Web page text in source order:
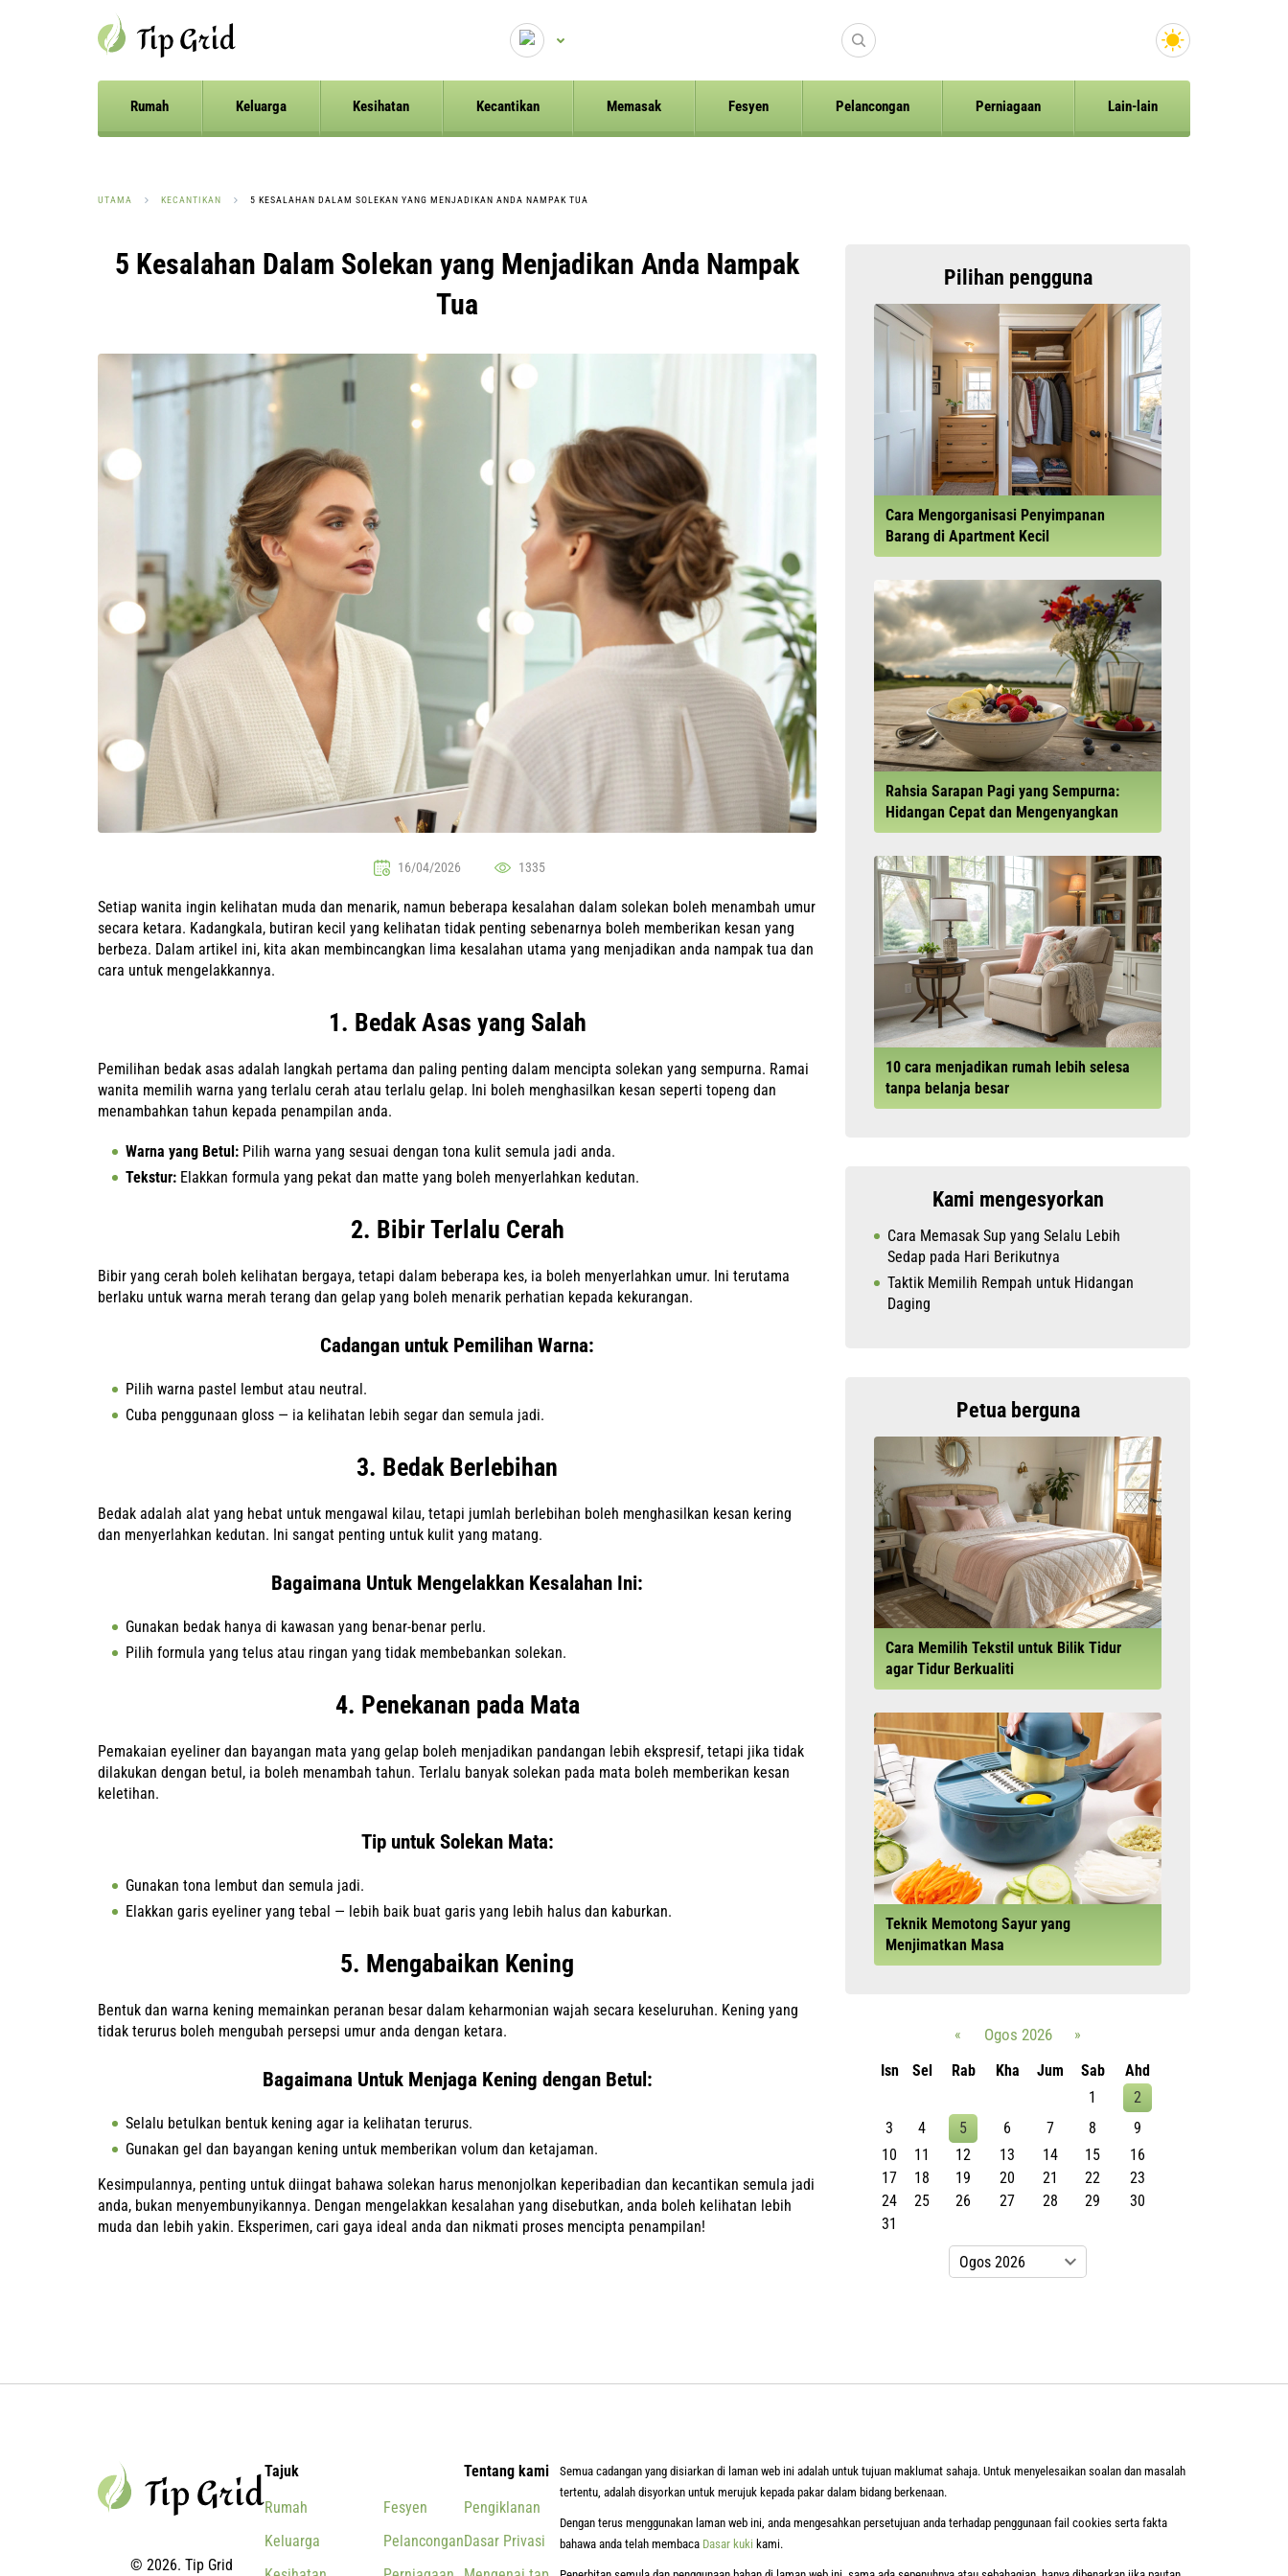
Rumah Keluarga Kesihatan Kecantikan Memasak Fesyen Pelancongan Perniagaan Lain-lain
UTAMA KECANTIKAN 5 KESALAHAN DALAM SOLEKAN YANG MENJADIKAN ANDA NAMPAK TUA
5 Kesalahan Dalam Solekan yang Menjadikan Anda Nampak
Tua
16/04/2026 1335
Setiap wanita ingin kelihatan muda dan menarik, namun beberapa kesalahan dalam solekan boleh menambah umur
secara ketara. Kadangkala, butiran kecil yang kelihatan tidak penting sebenarnya boleh memberikan kesan yang
berbeza. Dalam artikel ini, kita akan membincangkan lima kesalahan utama yang menjadikan anda nampak tua dan
cara untuk mengelakkannya.
1. Bedak Asas yang Salah
Pemilihan bedak asas adalah langkah pertama dan paling penting dalam mencipta solekan yang sempurna. Ramai
wanita memilih warna yang terlalu cerah atau terlalu gelap. Ini boleh menghasilkan kesan seperti topeng dan
menambahkan tahun kepada penampilan anda.
Warna yang Betul: Pilih warna yang sesuai dengan tona kulit semula jadi anda.
Tekstur: Elakkan formula yang pekat dan matte yang boleh menyerlahkan kedutan.
2. Bibir Terlalu Cerah
Bibir yang cerah boleh kelihatan bergaya, tetapi dalam beberapa kes, ia boleh menyerlahkan umur. Ini terutama
berlaku untuk warna merah terang dan gelap yang boleh menarik perhatian kepada kekurangan.
Cadangan untuk Pemilihan Warna:
Pilih warna pastel lembut atau neutral.
Cuba penggunaan gloss — ia kelihatan lebih segar dan semula jadi.
3. Bedak Berlebihan
Bedak adalah alat yang hebat untuk mengawal kilau, tetapi jumlah berlebihan boleh menghasilkan kesan kering
dan menyerlahkan kedutan. Ini sangat penting untuk kulit yang matang.
Bagaimana Untuk Mengelakkan Kesalahan Ini:
Gunakan bedak hanya di kawasan yang benar-benar perlu.
Pilih formula yang telus atau ringan yang tidak membebankan solekan.
4. Penekanan pada Mata
Pemakaian eyeliner dan bayangan mata yang gelap boleh menjadikan pandangan lebih ekspresif, tetapi jika tidak
dilakukan dengan betul, ia boleh menambah tahun. Terlalu banyak solekan pada mata boleh memberikan kesan
keletihan.
Tip untuk Solekan Mata:
Gunakan tona lembut dan semula jadi.
Elakkan garis eyeliner yang tebal — lebih baik buat garis yang lebih halus dan kaburkan.
5. Mengabaikan Kening
Bentuk dan warna kening memainkan peranan besar dalam keharmonian wajah secara keseluruhan. Kening yang
tidak terurus boleh mengubah persepsi umur anda dengan ketara.
Bagaimana Untuk Menjaga Kening dengan Betul:
Selalu betulkan bentuk kening agar ia kelihatan terurus.
Gunakan gel dan bayangan kening untuk memberikan volum dan ketajaman.
Kesimpulannya, penting untuk diingat bahawa solekan harus menonjolkan keperibadian dan kecantikan semula jadi
anda, bukan menyembunyikannya. Dengan mengelakkan kesalahan yang disebutkan, anda boleh kelihatan lebih
muda dan lebih yakin. Eksperimen, cari gaya ideal anda dan nikmati proses mencipta penampilan!
Pilihan pengguna
Cara Mengorganisasi Penyimpanan
Barang di Apartment Kecil
Rahsia Sarapan Pagi yang Sempurna:
Hidangan Cepat dan Mengenyangkan
10 cara menjadikan rumah lebih selesa
tanpa belanja besar
Kami mengesyorkan
Cara Memasak Sup yang Selalu Lebih
Sedap pada Hari Berikutnya
Taktik Memilih Rempah untuk Hidangan
Daging
Petua berguna
Cara Memilih Tekstil untuk Bilik Tidur
agar Tidur Berkualiti
Teknik Memotong Sayur yang
Menjimatkan Masa
« Ogos 2026
»
Isn
Sel Rab Kha Jum Sab
Ahd
1
2
3
4 5 6 7 8
9
10
11 12 13 14 15
16
17
18 19 20 21 22
23
24
25 26 27 28 29
30
31
© 2026. Tip Grid
Tajuk
Rumah
Keluarga
Fesyen
Pelancongan
Tentang kami
Pengiklanan
Dasar Privasi
Semua cadangan yang disiarkan di laman web ini adalah untuk tujuan maklumat sahaja. Untuk menyelesaikan soalan dan masalah
tertentu, adalah disyorkan untuk merujuk kepada pakar dalam bidang berkenaan.
Dengan terus menggunakan laman web ini, anda mengesahkan persetujuan anda terhadap penggunaan fail cookies serta fakta
bahawa anda telah membaca Dasar kuki kami.